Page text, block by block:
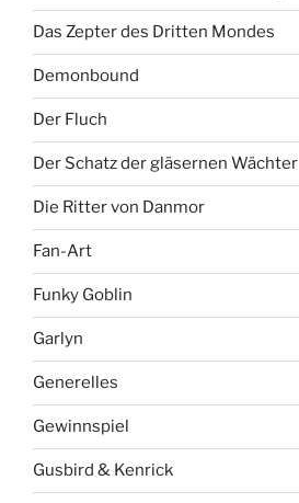
Das Zepter des Dritten Mondes
Demonbound
Der Fluch
Der Schatz der gläsernen Wächter
Die Ritter von Danmor
Fan-Art
Funky Goblin
Garlyn
Generelles
Gewinnspiel
Gusbird & Kenrick